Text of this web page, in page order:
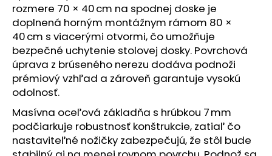
rozmere 70 × 40 cm na spodnej doske je
doplnená horným montážnym rámom 80 ×
40 cm s viacerými otvormi, čo umožňuje
bezpečné uchytenie stolovej dosky. Povrchová
úprava z brúseného nerezu dodáva podnoži
prémiový vzhľad a zároveň garantuje vysokú
odolnosť.
Masívna oceľová základňa s hrúbkou 7 mm
podčiarkuje robustnosť konštrukcie, zatiaľ čo
nastaviteľné nožičky zabezpečujú, že stôl bude
O
d
p
o
r
ú
č
a
m